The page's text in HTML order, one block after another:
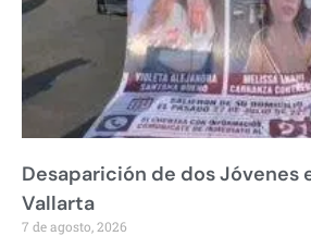
Desaparición de dos Jóvenes
Vallarta
7 de agosto, 2026